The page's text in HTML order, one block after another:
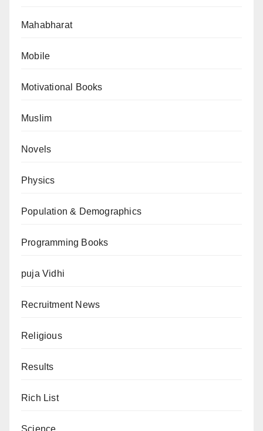
Mahabharat
Mobile
Motivational Books
Muslim
Novels
Physics
Population & Demographics
Programming Books
puja Vidhi
Recruitment News
Religious
Results
Rich List
Science